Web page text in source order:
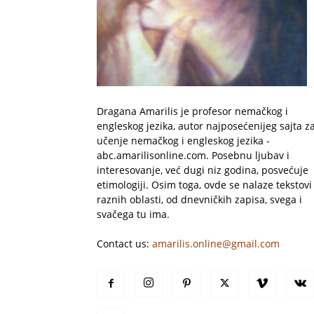
Dragana Amarilis je profesor nemačkog i
engleskog jezika, autor najposećenijeg sajta za
učenje nemačkog i engleskog jezika -
abc.amarilisonline.com. Posebnu ljubav i
interesovanje, već dugi niz godina, posvećuje
etimologiji. Osim toga, ovde se nalaze tekstovi
raznih oblasti, od dnevničkih zapisa, svega i
svačega tu ima.
Contact us: amarilis.online@gmail.com